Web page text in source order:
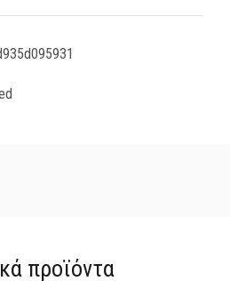
προϊόντα